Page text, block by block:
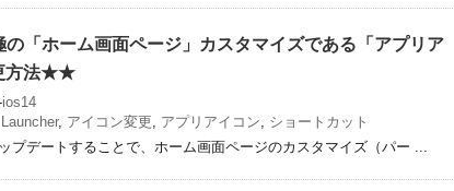
の「ホーム画面ページ」カスタマイズである「アプリア
方法★★
ios14
Launcher, アイコン変更 アプリアイコン
ショートカット
プデートすることで、ホーム画面ページのカスタマイズ（パー ...